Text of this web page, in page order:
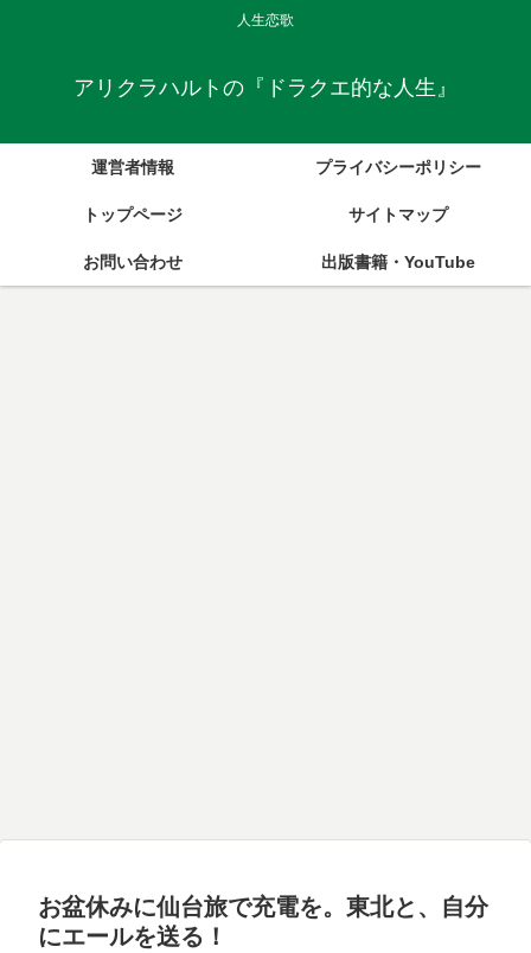
人生恋歌
アリクラハルトの『ドラクエ的な人生』
運営者情報 プライバシーポリシー
トップページ サイトマップ
お問い合わせ 出版書籍・YouTube
お盆休みに仙台旅で充電を。東北と、自分
にエールを送る！